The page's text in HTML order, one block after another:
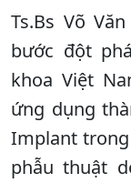
Ts.Bs Võ
bước đột
khoa Việt
ứng dụng
Implant
phẫu thuật